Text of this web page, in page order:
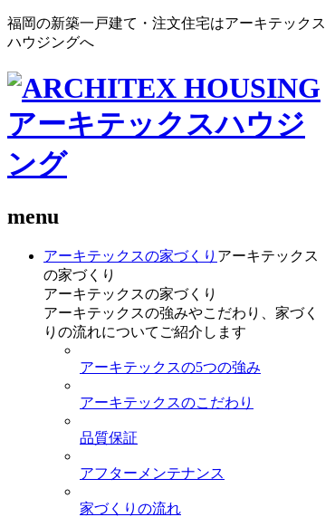
福岡の新築一戸建て・注文住宅はアーキテックス
ハウジングへ
menu
アーキテックスの家づくり アーキテックス
の家づくり
アーキテックスの家づくり
アーキテックスの強みやこだわり、家づく
りの流れについてご紹介します
アーキテックスの5つの強み
アーキテックスのこだわり
品質保証
アフターメンテナンス
家づくりの流れ